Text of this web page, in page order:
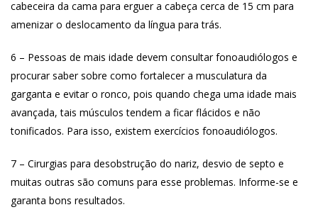
cabeceira da cama para erguer a cabeça cerca de 15 cm para
amenizar o deslocamento da língua para trás.
6 – Pessoas de mais idade devem consultar fonoaudiólogos e
procurar saber sobre como fortalecer a musculatura da
garganta e evitar o ronco, pois quando chega uma idade mais
avançada, tais músculos tendem a ficar flácidos e não
tonificados. Para isso, existem exercícios fonoaudiólogos.
7 – Cirurgias para desobstrução do nariz, desvio de septo e
muitas outras são comuns para esse problemas. Informe-se e
garanta bons resultados.